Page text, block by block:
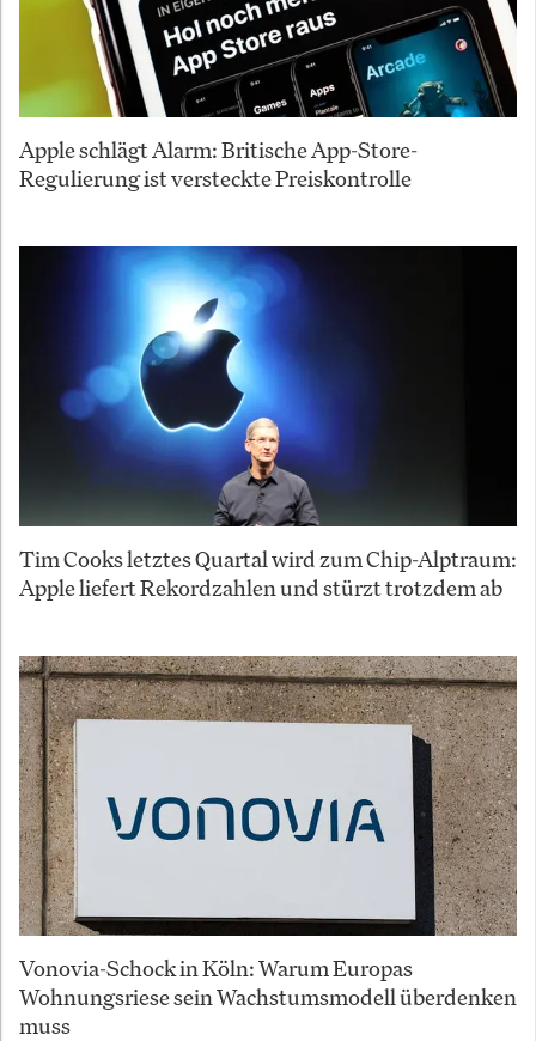
Apple schlägt Alarm: Britische App-Store-
Regulierung ist versteckte Preiskontrolle
Tim Cooks letztes Quartal wird zum Chip-Alptraum:
Apple liefert Rekordzahlen und stürzt trotzdem ab
Vonovia-Schock in Köln: Warum Europas
Wohnungsriese sein Wachstumsmodell überdenken
muss